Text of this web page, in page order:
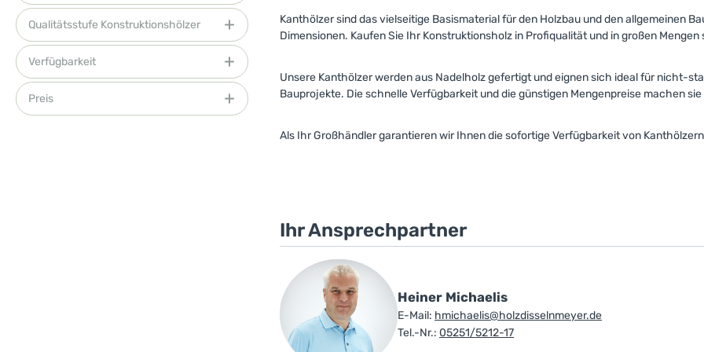
Qualitätsstufe Konstruktionshölzer
Verfügbarkeit
Preis
Kanthölzer sind das vielseitige Basismaterial für den Holzbau und den allgemeinen
Dimensionen. Kaufen Sie Ihr Konstruktionsholz in Profiqualität und in großen Mengen
Unsere Kanthölzer werden aus Nadelholz gefertigt und eignen sich ideal für nicht-
Bauprojekte. Die schnelle Verfügbarkeit und die günstigen Mengenpreise machen
Als Ihr Großhändler garantieren wir Ihnen die sofortige Verfügbarkeit von
Ihr Ansprechpartner
Heiner Michaelis
E-Mail: hmichaelis@holzdisselnmeyer.de
Tel.-Nr.: 05251/5212-17